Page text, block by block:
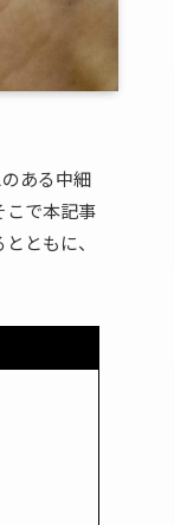
ある中細
こで本記事
ともに、